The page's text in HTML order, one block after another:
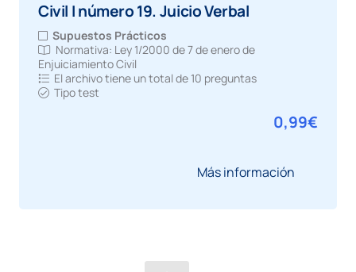
Civil I número 19. Juicio Verbal
Supuestos Prácticos
Normativa: Ley 1/2000 de 7 de enero de
Enjuiciamiento Civil
El archivo tiene un total de 10 preguntas
Tipo test
0,99€
Más información